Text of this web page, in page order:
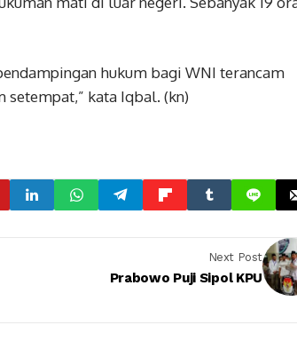
hukum bagi WNI terancam
kata Iqbal. (kn)
Next Post
Prabowo Puji Sipol KPU